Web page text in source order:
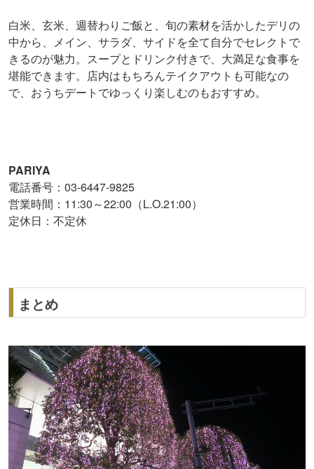
白米、玄米、週替わりご飯と、旬の素材を活かしたデリの
中から、メイン、サラダ、サイドを全て自分でセレクトで
きるのが魅力。スープとドリンク付きで、大満足な食事を
堪能できます。店内はもちろんテイクアウトも可能なの
で、おうちデートでゆっくり楽しむのもおすすめ。
PARIYA
電話番号：03-6447-9825
営業時間：11:30～22:00（L.O.21:00）
定休日：不定休
まとめ